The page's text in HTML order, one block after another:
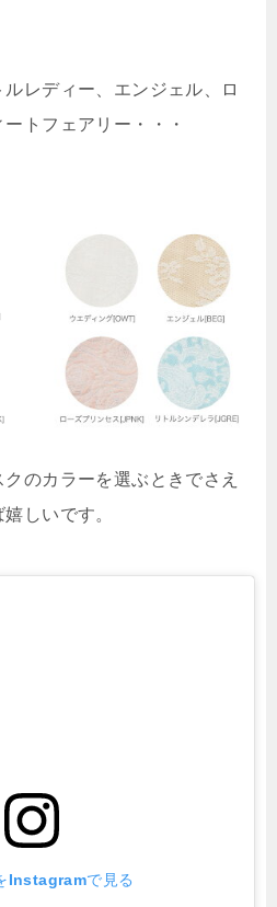
レディー、エンジェル、ロ
トフェアリー・・・
のカラーを選ぶときでさえ
しいです。
Instagramで見る